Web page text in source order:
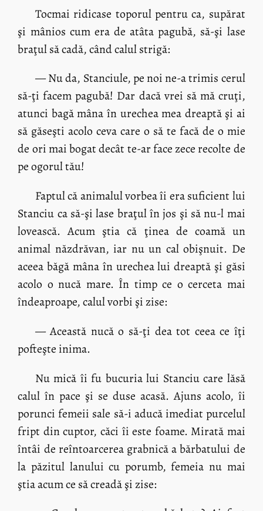
Tocmai ridicase toporul pentru ca, supărat
şi mânios cum era de atâta pagubă, să-şi lase
braţul să cadă, când calul strigă:
— Nu da, Stanciule, pe noi ne-a trimis cerul
să-ţi facem pagubă! Dar dacă vrei să mă cruţi,
atunci bagă mâna în urechea mea dreaptă şi ai
să găseşti acolo ceva care o să te facă de o mie
de ori mai bogat decât te-ar face zece recolte de
pe ogorul tău!
Faptul că animalul vorbea îi era suficient lui
Stanciu ca să-şi lase braţul în jos şi să nu-l mai
lovească. Acum ştia că ţinea de coamă un
animal năzdrăvan, iar nu un cal obişnuit. De
aceea băgă mâna în urechea lui dreaptă şi găsi
acolo o nucă mare. În timp ce o cerceta mai
îndeaproape, calul vorbi şi zise:
— Această nucă o să-ţi dea tot ceea ce îţi
pofteşte inima.
Nu mică îi fu bucuria lui Stanciu care lăsă
calul în pace şi se duse acasă. Ajuns acolo, îi
porunci femeii sale să-i aducă imediat purcelul
fript din cuptor, căci îi este foame. Mirată mai
întâi de reîntoarcerea grabnică a bărbatului de
la păzitul lanului cu porumb, femeia nu mai
ştia acum ce să creadă şi zise: